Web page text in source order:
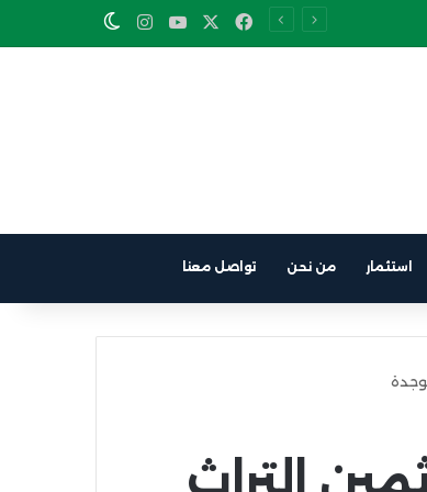
Facebook
YouTube
Instagram
Switch skin
استثمار من نحن تواصل معنا
التراث